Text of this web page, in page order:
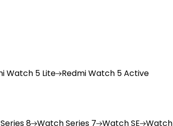
Watch 5 Lite RedmiWatch 5 Active
8 WatchSeries 7 WatchSE Watch